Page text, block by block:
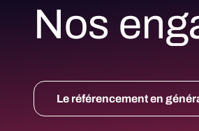
Nos
Le référencement en